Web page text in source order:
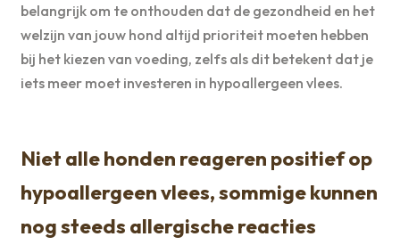
belangrijk om te onthouden dat de gezondheid en het
welzijn van jouw hond altijd prioriteit moeten hebben
bij het kiezen van voeding, zelfs als dit betekent dat je
iets meer moet investeren in hypoallergeen vlees.
Niet alle honden reageren positief op
hypoallergeen vlees, sommige kunnen
nog steeds allergische reacties